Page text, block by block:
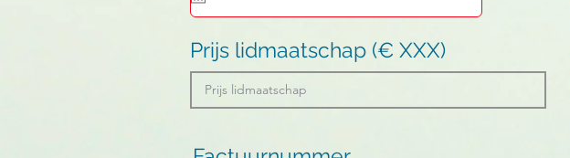
Prijs lidmaatschap (€ XXX)